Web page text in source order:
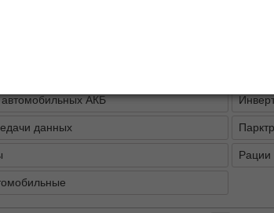
АКБ
данных
Рации